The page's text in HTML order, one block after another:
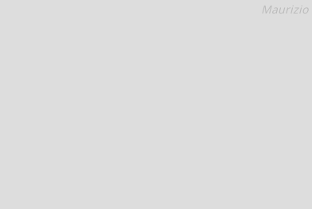
Maurizio